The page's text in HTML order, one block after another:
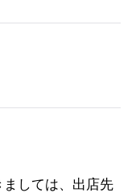
しては、出店先